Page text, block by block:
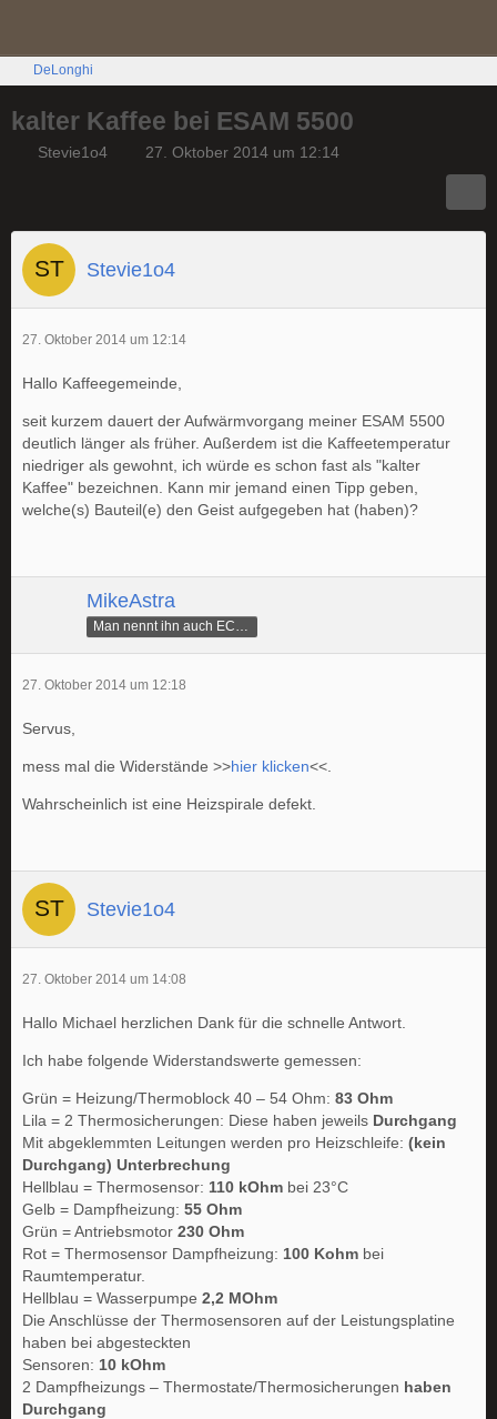
DeLonghi
kalter Kaffee bei ESAM 5500
Stevie1o4 27. Oktober 2014 um 12:14
Stevie1o4
27. Oktober 2014 um 12:14
Hallo Kaffeegemeinde,
seit kurzem dauert der Aufwärmvorgang meiner ESAM 5500
deutlich länger als früher. Außerdem ist die Kaffeetemperatur
niedriger als gewohnt, ich würde es schon fast als "kalter
Kaffee" bezeichnen. Kann mir jemand einen Tipp geben,
welche(s) Bauteil(e) den Geist aufgegeben hat (haben)?
MikeAstra
27. Oktober 2014 um 12:18
Servus,
mess mal die Widerstände >>hier klicken<<.
Wahrscheinlich ist eine Heizspirale defekt.
Stevie1o4
27. Oktober 2014 um 14:08
Hallo Michael herzlichen Dank für die schnelle Antwort.
Ich habe folgende Widerstandswerte gemessen:
Grün = Heizung/Thermoblock 40 – 54 Ohm: 83 Ohm
Lila = 2 Thermosicherungen: Diese haben jeweils Durchgang
Mit abgeklemmten Leitungen werden pro Heizschleife: (kein
Durchgang) Unterbrechung
Hellblau = Thermosensor: 110 kOhm bei 23°C
Gelb = Dampfheizung: 55 Ohm
Grün = Antriebsmotor 230 Ohm
Rot = Thermosensor Dampfheizung: 100 Kohm bei
Raumtemperatur.
Hellblau = Wasserpumpe 2,2 MOhm
Die Anschlüsse der Thermosensoren auf der Leistungsplatine
haben bei abgesteckten
Sensoren: 10 kOhm
2 Dampfheizungs – Thermostate/Thermosicherungen haben
Durchgang